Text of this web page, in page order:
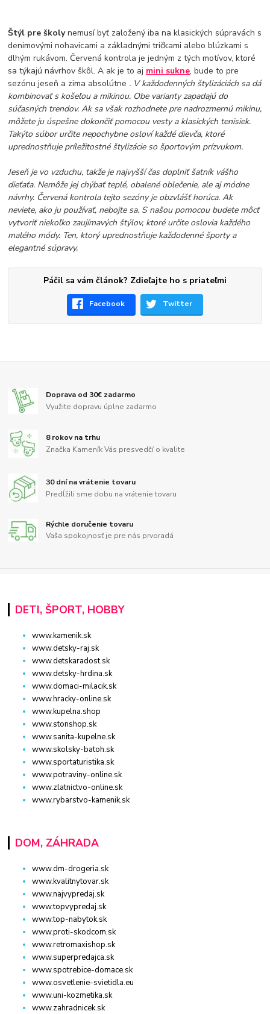
Štýl pre školynemusí byť založený iba na klasických súpravách s
denimovými nohavicami a základnými tričkami alebo blúzkami s
dlhým rukávom. Červená kontrola je jedným z tých motívov, ktoré
sa týkajú návrhov škôl. A ak je to aj mini sukne, bude to pre
sezónu jeseň a zima absolútne . V každodenných štylizáciách sa dá
kombinovať s košeľou a mikinou. Obe varianty zapadajú do
súčasných trendov. Ak sa však rozhodnete pre nadrozmernú mikinu,
môžete ju úspešne dokončiť pomocou vesty a klasických tenisiek.
Takýto súbor určite nepochybne osloví každé dievča, ktoré
uprednostňuje príležitostné štylizácie so športovým prízvukom.
Jeseň je vo vzduchu, takže je najvyšší čas doplniť šatník vášho
dieťaťa. Nemôže jej chýbať teplé, obalené oblečenie, ale aj módne
návrhy. Červená kontrola tejto sezóny je obzvlášť horúca. Ak
neviete, ako ju používať, nebojte sa. S našou pomocou budete môcť
vytvoriť niekoľko zaujímavých štýlov, ktoré určite oslovia každého
malého módy. Ten, ktorý uprednostňuje každodenné športy a
elegantné súpravy.
Páčil sa vám článok? Zdieľajte ho s priateľmi
Facebook Twitter
Doprava od 30€ zadarmo
Využite dopravu úplne zadarmo
8 rokov na trhu
Značka Kameník Vás presvedčí o kvalite
30 dní na vrátenie tovaru
Predĺžili sme dobu na vrátenie tovaru
Rýchle doručenie tovaru
Vaša spokojnosť je pre nás prvoradá
DETI, ŠPORT, HOBBY
www.kamenik.sk
www.detsky-raj.sk
www.detskaradost.sk
www.detsky-hrdina.sk
www.domaci-milacik.sk
www.hracky-online.sk
www.kupelna.shop
www.stonshop.sk
www.sanita-kupelne.sk
www.skolsky-batoh.sk
www.sportaturistika.sk
www.potraviny-online.sk
www.zlatnictvo-online.sk
www.rybarstvo-kamenik.sk
DOM, ZÁHRADA
www.dm-drogeria.sk
www.kvalitnytovar.sk
www.najvypredaj.sk
www.topvypredaj.sk
www.top-nabytok.sk
www.proti-skodcom.sk
www.retromaxishop.sk
www.superpredajca.sk
www.spotrebice-domace.sk
www.osvetlenie-svietidla.eu
www.uni-kozmetika.sk
www.zahradnicek.sk